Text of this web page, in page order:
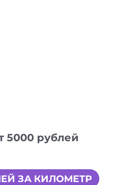
5000 рублей
ЗА КИЛОМЕТР